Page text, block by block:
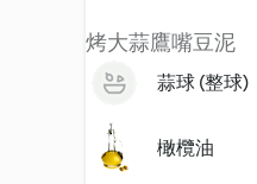
烤大蒜鷹嘴豆泥
蒜球 (整球)
橄欖油